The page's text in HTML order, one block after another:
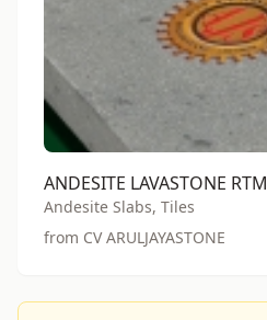
ANDESITE LAVASTONE RTM
Andesite Slabs, Tiles
from CV ARULJAYASTONE